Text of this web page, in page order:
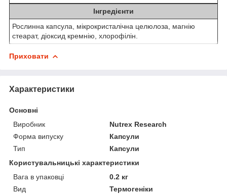
Інгредієнти
Рослинна капсула, мікрокристалічна целюлоза, магнію
стеарат, діоксид кремнію, хлорофілін.
Приховати
Характеристики
Основні
Виробник
Nutrex Research
Форма випуску
Капсули
Тип
Капсули
Користувальницькі характеристики
Вага в упаковці
0.2 кг
Вид
Термогеніки